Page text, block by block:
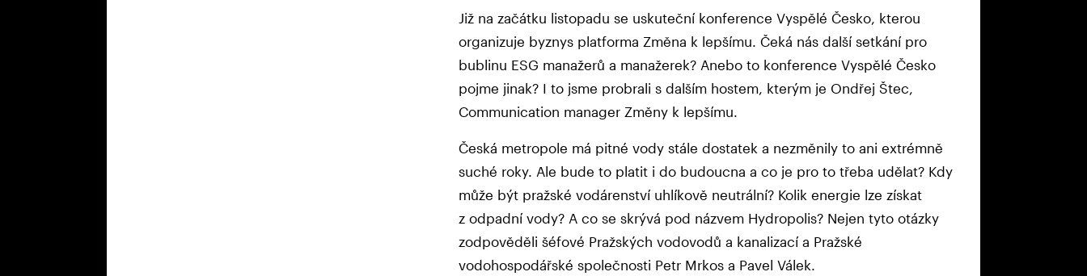
Již na začátku listopadu se uskuteční konference Vyspělé Česko, kterou
organizuje byznys platforma Změna k lepšímu. Čeká nás další setkání pro
bublinu ESG manažerů a manažerek? Anebo to konference Vyspělé Česko
pojme jinak? I to jsme probrali s dalším hostem, kterým je Ondřej Štec,
Communication manager Změny k lepšímu.
Česká metropole má pitné vody stále dostatek a nezměnily to ani extrémně
suché roky. Ale bude to platit i do budoucna a co je pro to třeba udělat? Kdy
může být pražské vodárenství uhlíkově neutrální? Kolik energie lze získat
z odpadní vody? A co se skrývá pod názvem Hydropolis? Nejen tyto otázky
zodpověděli šéfové Pražských vodovodů a kanalizací a Pražské
vodohospodářské společnosti Petr Mrkos a Pavel Válek.